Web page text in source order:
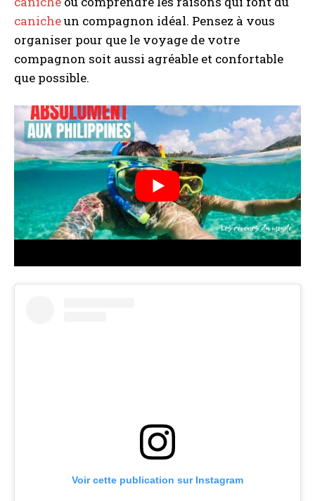
canicheun compagnon idéal. Pensez à vous
organiser pour que le voyage de votre
compagnon soit aussi agréable et confortable
que possible.
Voir cette publication sur Instagram